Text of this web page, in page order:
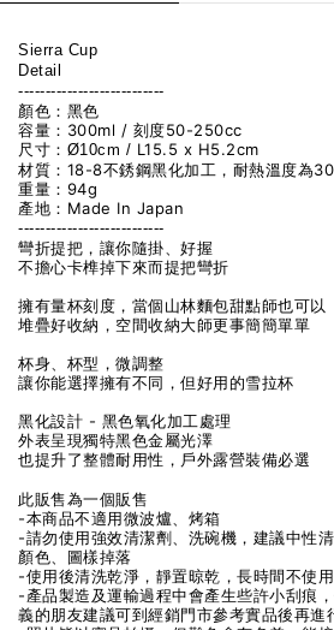
Sierra Cup
Detail
---------------------------
顏色：黑色
容量：300ml / 刻度50-250cc
尺寸： Ø10cm / L15.5 x H5.2cm
材質： 18-8不銹鋼黑化加工，耐熱溫度為
重量：94g
產地：Made In Japan
---------------------------
彎折提把，讓你隨掛、好握
不擔心卡榫掉下來而提把彎折
擁有量杯刻度，當個山林麵包甜點師也可以
堆疊好收納，空間收納大師更事簡簡單單
杯身、杯型，微調整
讓你能選擇擁有不同，但好用的雪拉杯
黑化設計 - 黑色氧化加工處理
外表呈現獨特黑色金屬光澤
也提升了整體耐用性，戶外露營裝備必選
此販售為一個販售
-本商品不適用微波爐、烤箱
-請勿使用強效清潔劑、洗碗機，建議中性
顏色、圖樣掉落
-使用後清洗乾淨，靜置晾乾，長時間不使
-產品製造及運輸過程中會產生些許小刮痕
義的朋友建議可到經銷門市參考實品後再進